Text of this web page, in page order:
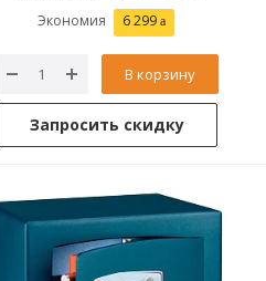
Экономия 6 299
В корзину
Запросить скидку